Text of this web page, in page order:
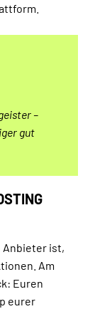
–
gut
Anbieter ist,
Am
Euren
eurer